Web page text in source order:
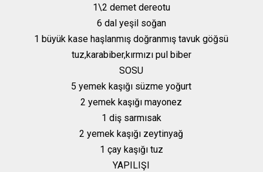
1\2 demet dereotu
6 dal yeşil soğan
1 büyük kase haşlanmış doğranmış tavuk göğsü
tuz,karabiber,kırmızı pul biber
SOSU
5 yemek kaşığı süzme yoğurt
2 yemek kaşığı mayonez
1 diş sarmısak
2 yemek kaşığı zeytinyağ
1 çay kaşığı tuz
YAPILIŞI